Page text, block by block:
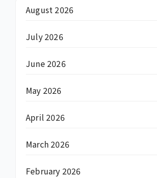
August 2026
July 2026
June 2026
May 2026
April 2026
March 2026
February 2026